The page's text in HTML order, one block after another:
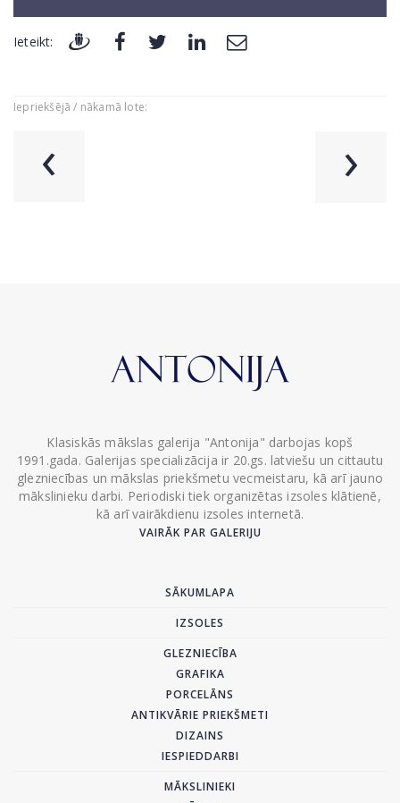
Ieteikt:
Iepriekšējā / nākamā lote:
‹ ›
Klasiskās mākslas galerija "Antonija" darbojas kopš
1991.gada. Galerijas specializācija ir 20.gs. latviešu un cittautu
glezniecības un mākslas priekšmetu vecmeistaru, kā arī jauno
mākslinieku darbi. Periodiski tiek organizētas izsoles klātienē,
kā arī vairākdienu izsoles internetā.
VAIRĀK PAR GALERIJU
SĀKUMLAPA
IZSOLES
GLEZNIECĪBA
GRAFIKA
PORCELĀNS
ANTIKVĀRIE PRIEKŠMETI
DIZAINS
IESPIEDDARBI
MĀKSLINIEKI